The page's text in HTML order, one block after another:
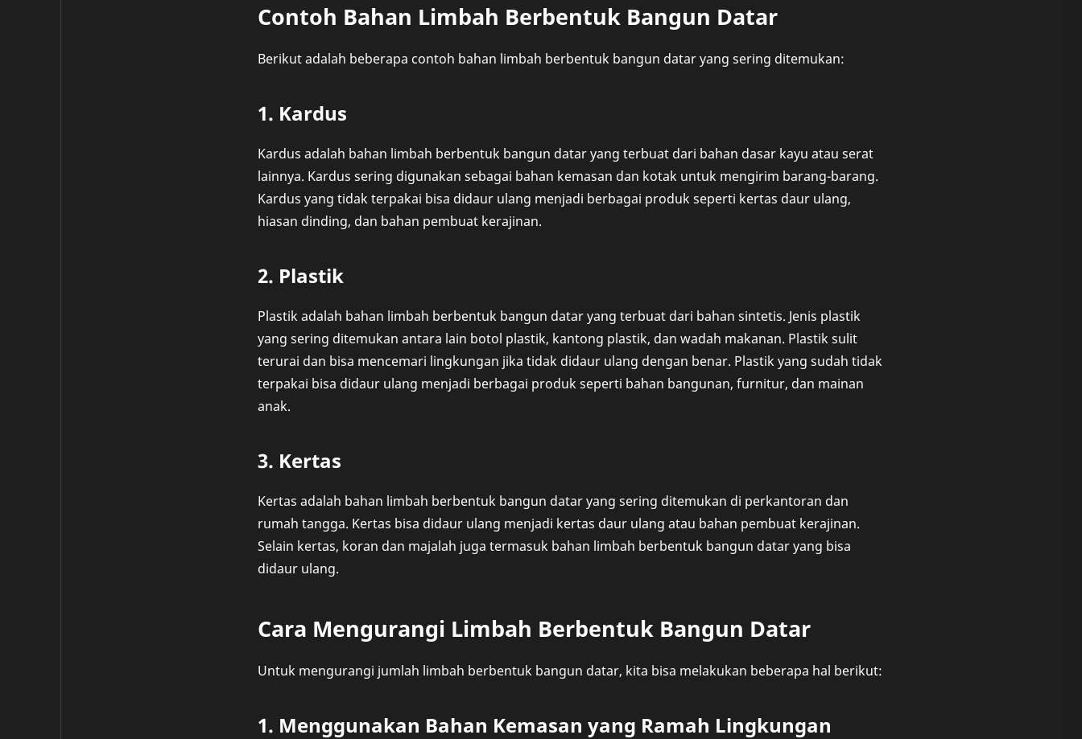
Contoh Bahan Limbah Berbentuk Bangun Datar
Berikut adalah beberapa contoh bahan limbah berbentuk bangun datar yang sering ditemukan:
1. Kardus
Kardus adalah bahan limbah berbentuk bangun datar yang terbuat dari bahan dasar kayu atau serat
lainnya. Kardus sering digunakan sebagai bahan kemasan dan kotak untuk mengirim barang-barang.
Kardus yang tidak terpakai bisa didaur ulang menjadi berbagai produk seperti kertas daur ulang,
hiasan dinding, dan bahan pembuat kerajinan.
2. Plastik
Plastik adalah bahan limbah berbentuk bangun datar yang terbuat dari bahan sintetis. Jenis plastik
yang sering ditemukan antara lain botol plastik, kantong plastik, dan wadah makanan. Plastik sulit
terurai dan bisa mencemari lingkungan jika tidak didaur ulang dengan benar. Plastik yang sudah tidak
terpakai bisa didaur ulang menjadi berbagai produk seperti bahan bangunan, furnitur, dan mainan
anak.
3. Kertas
Kertas adalah bahan limbah berbentuk bangun datar yang sering ditemukan di perkantoran dan
rumah tangga. Kertas bisa didaur ulang menjadi kertas daur ulang atau bahan pembuat kerajinan.
Selain kertas, koran dan majalah juga termasuk bahan limbah berbentuk bangun datar yang bisa
didaur ulang.
Cara Mengurangi Limbah Berbentuk Bangun Datar
Untuk mengurangi jumlah limbah berbentuk bangun datar, kita bisa melakukan beberapa hal berikut:
1. Menggunakan Bahan Kemasan yang Ramah Lingkungan